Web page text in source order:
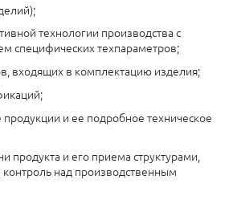
технологии производства с
специфических техпараметров;
входящих в комплектацию изделия;
и ее подробное техническое
продукта и его приема структурами,
над производственным